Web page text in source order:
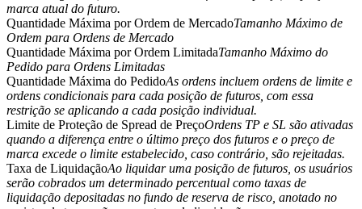
Futuros COIN-M
Futuros de criptomoeda
TradFi
Derivativos de ações, câmbio, metais preciosos e commodities
marca atual do futuro.
Quantidade Máxima por Ordem de MercadoTamanho Máximo de
Ordem para Ordens de Mercado
Quantidade Máxima por Ordem LimitadaTamanho Máximo do
Pedido para Ordens Limitadas
Quantidade Máxima do PedidoAs ordens incluem ordens de limite e
ordens condicionais para cada posição de futuros, com essa
restrição se aplicando a cada posição individual.
Limite de Proteção de Spread de PreçoOrdens TP e SL são ativadas
quando a diferença entre o último preço dos futuros e o preço de
marca excede o limite estabelecido, caso contrário, são rejeitadas.
Taxa de LiquidaçãoAo liquidar uma posição de futuros, os usuários
serão cobrados um determinado percentual como taxas de
liquidação depositadas no fundo de reserva de risco, anotado no